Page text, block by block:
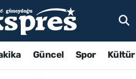
Güncel Spor